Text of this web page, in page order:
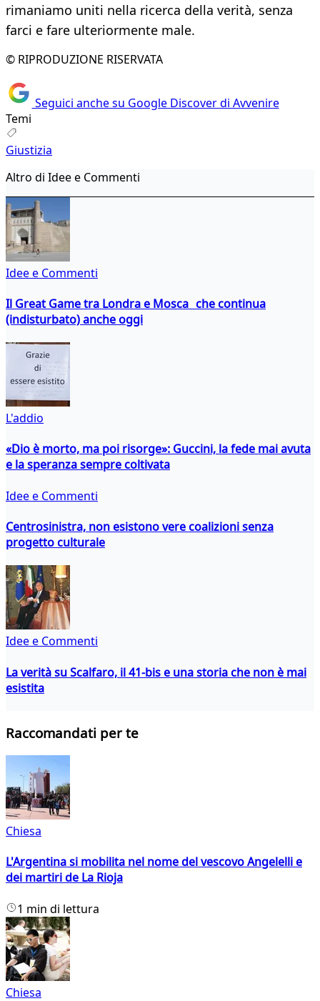
rimaniamo uniti nella ricerca della verità, senza
farci e fare ulteriormente male.
© RIPRODUZIONE RISERVATA
Seguici anche su Google Discover di Avvenire
Temi
Giustizia
Altro di Idee e Commenti
Idee e Commenti
Il Great Game tra Londra e Mosca che continua
(indisturbato) anche oggi
L'addio
«Dio è morto, ma poi risorge»: Guccini, la fede mai avuta
e la speranza sempre coltivata
Idee e Commenti
Centrosinistra, non esistono vere coalizioni senza
progetto culturale
Idee e Commenti
La verità su Scalfaro, il 41-bis e una storia che non è mai
esistita
Raccomandati per te
Chiesa
L'Argentina si mobilita nel nome del vescovo Angelelli e
dei martiri de La Rioja
1 min di lettura
Chiesa